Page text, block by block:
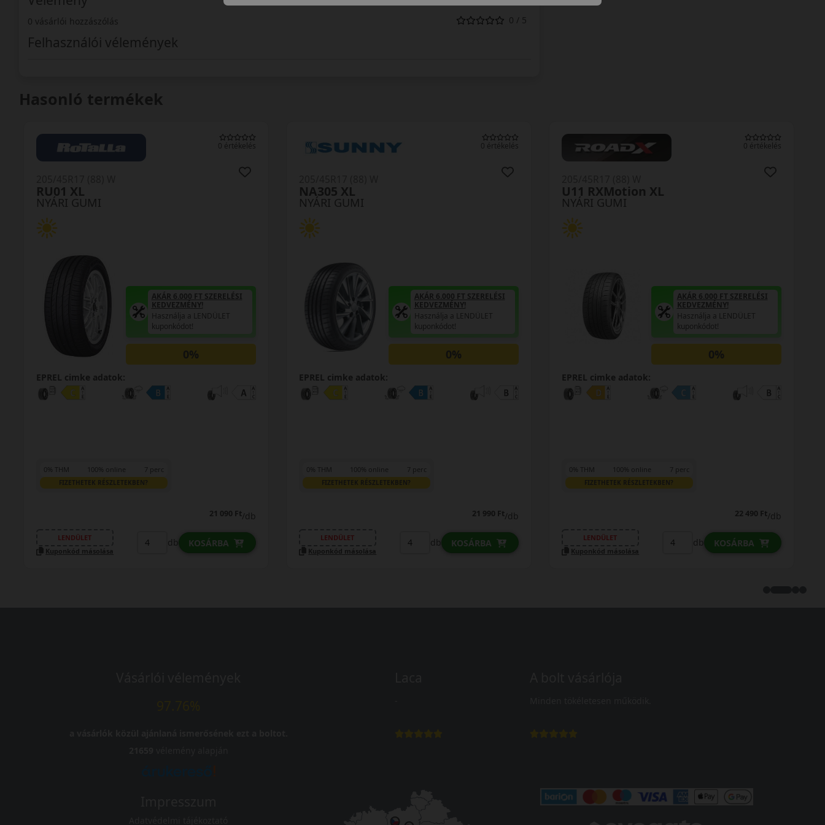
0 vásárlói hozzászólás 0 / 5
Felhasználói vélemények
Hasonló termékek
0 értékelés
NYÁRI GUMI
ZE320 Ziex XL MFS
AKÁR 6.000 FT SZERELÉSI
KEDVEZMÉNY!
Használja a LENDÜLET
kuponkódot!
0%
EPREL cimke adatok:
0% THM 100% online 7 perc
FIZETHETEK RÉSZLETEKBEN?
34 290 Ft/db
LENDÜLET
Kuponkód másolása
db KOSÁRBA
0 értékelés
NYÁRI GUMI
NS-2R XL (180)
AKÁR 6.000 FT SZERELÉSI
KEDVEZMÉNY!
Használja a LENDÜLET
kuponkódot!
0%
EPREL cimke adatok:
0% THM 100% online 7 perc
FIZETHETEK RÉSZLETEKBEN?
38 590 Ft/db
LENDÜLET
Kuponkód másolása
db KOSÁRBA
0 értékelés
NYÁRI GUMI
Primacy 5 XL
AKÁR 6.000 FT SZERELÉSI
KEDVEZMÉNY!
Használja a LENDÜLET
kuponkódot!
0%
EPREL cimke adatok:
0% THM 100% online 7 perc
FIZETHETEK RÉSZLETEKBEN?
47 090 Ft/db
LENDÜLET
Kuponkód másolása
db KOSÁRBA